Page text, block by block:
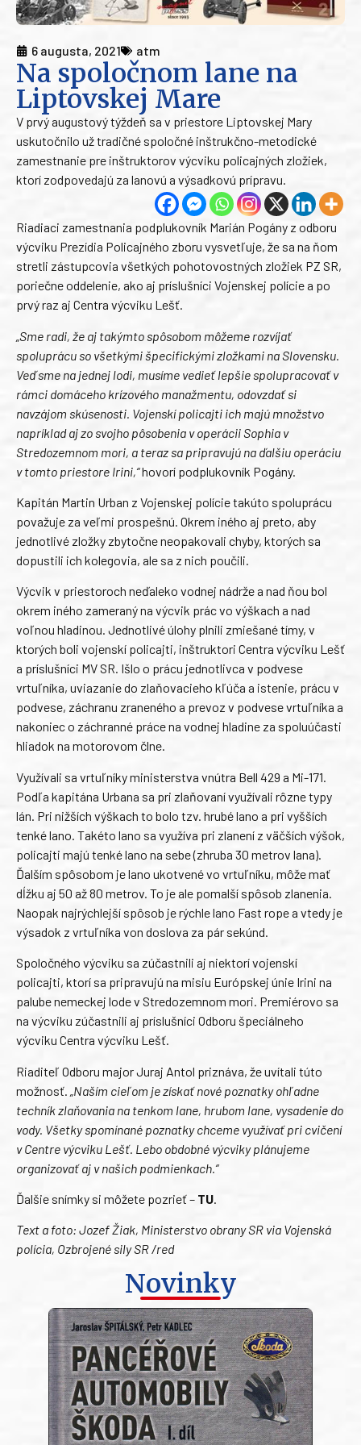
6 augusta, 2021 atm
Na spoločnom lane na
Liptovskej Mare
V prvý augustový týždeň sa v priestore Liptovskej Mary
uskutočnilo už tradičné spoločné inštrukčno-metodické
zamestnanie pre inštruktorov výcviku policajných zložiek,
ktorí zodpovedajú za lanovú a výsadkovú prípravu.
Riadiaci zamestnania podplukovník Marián Pogány z odboru
výcviku Prezídia Policajného zboru vysvetľuje, že sa na ňom
stretli zástupcovia všetkých pohotovostných zložiek PZ SR,
poriečne oddelenie, ako aj príslušníci Vojenskej polície a po
prvý raz aj Centra výcviku Lešť.
„Sme radi, že aj takýmto spôsobom môžeme rozvíjať
spoluprácu so všetkými špecifickými zložkami na Slovensku.
Veď sme na jednej lodi, musíme vedieť lepšie spolupracovať v
rámci domáceho krízového manažmentu, odovzdať si
navzájom skúsenosti. Vojenskí policajti ich majú množstvo
napríklad aj zo svojho pôsobenia v operácii Sophia v
Stredozemnom mori, a teraz sa pripravujú na ďalšiu operáciu
v tomto priestore Irini,“hovorí podplukovník Pogány.
Kapitán Martin Urban z Vojenskej polície takúto spoluprácu
považuje za veľmi prospešnú. Okrem iného aj preto, aby
jednotlivé zložky zbytočne neopakovali chyby, ktorých sa
dopustili ich kolegovia, ale sa z nich poučili.
Výcvik v priestoroch neďaleko vodnej nádrže a nad ňou bol
okrem iného zameraný na výcvik prác vo výškach a nad
voľnou hladinou. Jednotlivé úlohy plnili zmiešané tímy, v
ktorých boli vojenskí policajti, inštruktori Centra výcviku Lešť
a príslušníci MV SR. Išlo o prácu jednotlivca v podvese
vrtuľníka, uviazanie do zlaňovacieho kľúča a istenie, prácu v
podvese, záchranu zraneného a prevoz v podvese vrtuľníka a
nakoniec o záchranné práce na vodnej hladine za spoluúčasti
hliadok na motorovom člne.
Využívali sa vrtuľníky ministerstva vnútra Bell 429 a Mi-171.
Podľa kapitána Urbana sa pri zlaňovaní využívali rôzne typy
lán. Pri nižších výškach to bolo tzv. hrubé lano a pri vyšších
tenké lano. Takéto lano sa využíva pri zlanení z väčších výšok,
policajti majú tenké lano na sebe (zhruba 30 metrov lana).
Ďalším spôsobom je lano ukotvené vo vrtuľníku, môže mať
dĺžku aj 50 až 80 metrov. To je ale pomalší spôsob zlanenia.
Naopak najrýchlejší spôsob je rýchle lano Fast rope a vtedy je
výsadok z vrtuľníka von doslova za pár sekúnd.
Spoločného výcviku sa zúčastnili aj niektorí vojenskí
policajti, ktorí sa pripravujú na misiu Európskej únie Irini na
palube nemeckej lode v Stredozemnom mori. Premiérovo sa
na výcviku zúčastnili aj príslušníci Odboru špeciálneho
výcviku Centra výcviku Lešť.
Riaditeľ Odboru major Juraj Antol priznáva, že uvítali túto
možnosť.
„Naším cieľom je získať nové poznatky ohľadne
techník zlaňovania na tenkom lane, hrubom lane, vysadenie do
vody. Všetky spomínané poznatky chceme využívať pri cvičení
v Centre výcviku Lešť. Lebo obdobné výcviky plánujeme
organizovať aj v našich podmienkach.“
Ďalšie snímky si môžete pozrieť – TU.
Text a foto: Jozef Žiak, Ministerstvo obrany SR via Vojenská
polícia, Ozbrojené sily SR /red
Novinky